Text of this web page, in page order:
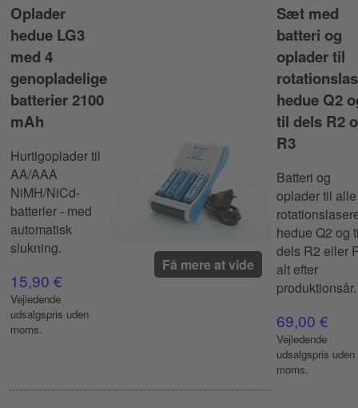
Oplader
hedue LG3
med 4
genopladelige
batterier 2100
mAh
Hurtigoplader til
AA/AAA
NiMH/NiCd-
batterier - med
automatisk
slukning.
15,90 €
Vejledende
udsalgspris uden
moms.
Få mere at vide
Sæt med
batteri og
oplader til
hedue Q2
til dels R2
R3
Batteri og
oplader til alle
hedue Q2 og
dels R2 eller
alt efter
produktionsår.
69,00 €
Vejledende
udsalgspris uden
moms.